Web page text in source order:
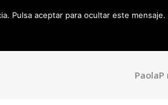
Doll House
Pulsa aceptar para ocultar este mensaje.